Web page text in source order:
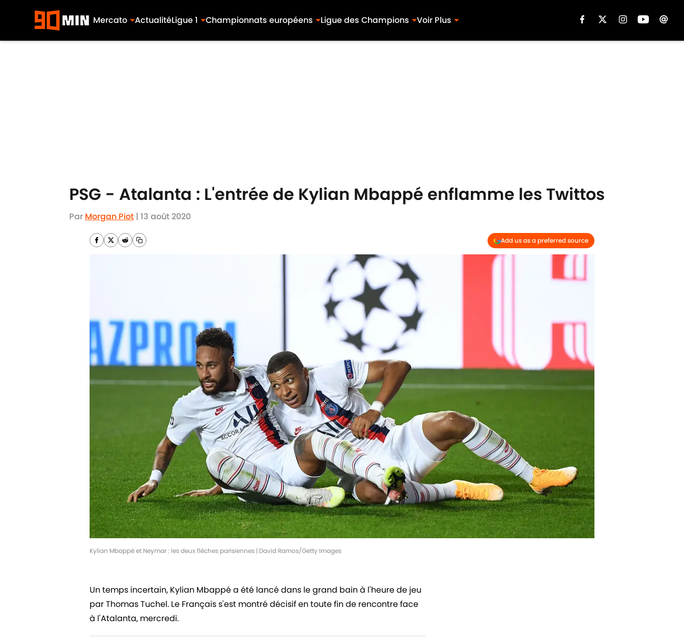
Mercato ActualitéLigue 1 Championnats européens Ligue des Champions Voir Plus
PSG - Atalanta : L'entrée de Kylian Mbappé enflamme les Twittos
Par Morgan Piot | 13 août 2020
Add us as a preferred source
Kylian Mbappé et Neymar : les deux flèches parisiennes | David Ramos/Getty Images
Un temps incertain, Kylian Mbappé a été lancé dans le grand bain à l'heure de jeu
par Thomas Tuchel. Le Français s'est montré décisif en toute fin de rencontre face
à l'Atalanta, mercredi.